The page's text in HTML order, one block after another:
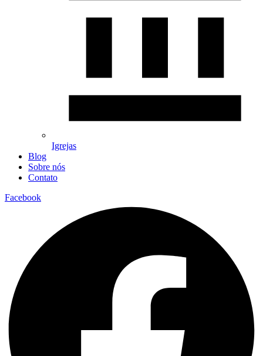
Igrejas
Blog
Sobre nós
Contato
Facebook